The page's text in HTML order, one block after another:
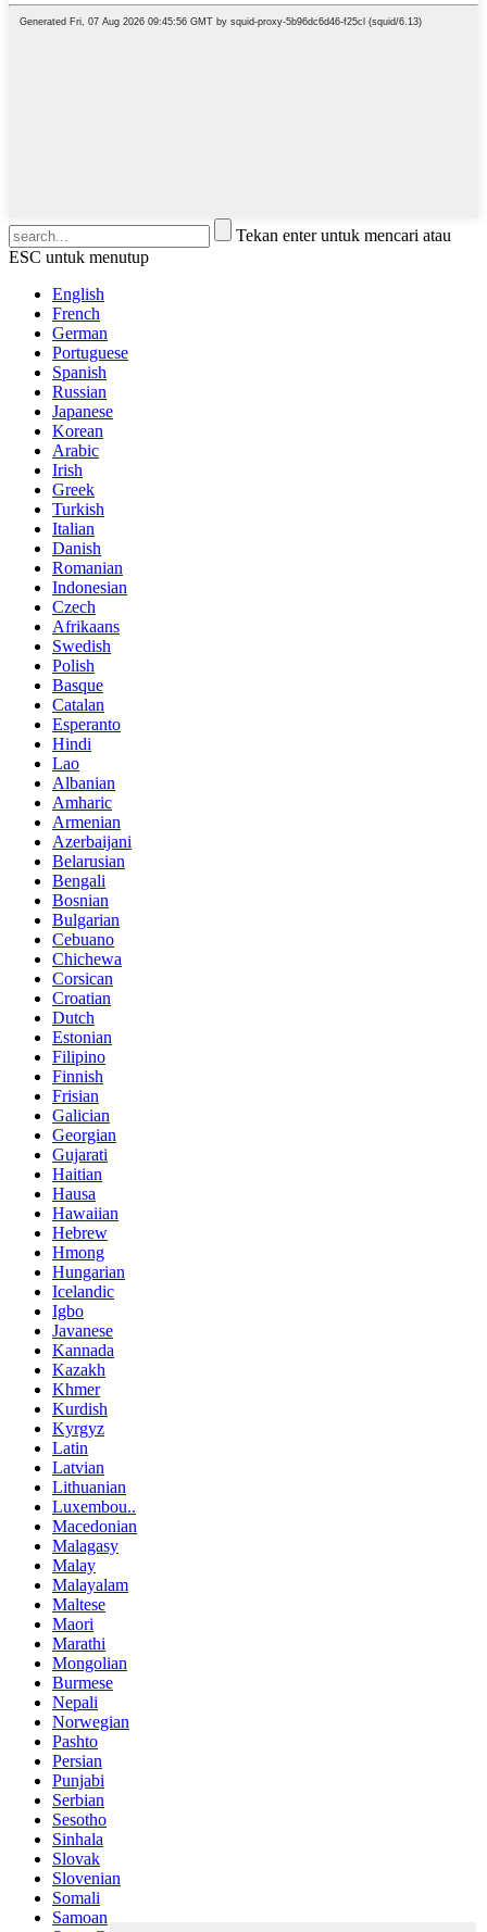
Tekan enter untuk mencari atau
ESC untuk menutup
English
French
German
Portuguese
Spanish
Russian
Japanese
Korean
Arabic
Irish
Greek
Turkish
Italian
Danish
Romanian
Indonesian
Czech
Afrikaans
Swedish
Polish
Basque
Catalan
Esperanto
Hindi
Lao
Albanian
Amharic
Armenian
Azerbaijani
Belarusian
Bengali
Bosnian
Bulgarian
Cebuano
Chichewa
Corsican
Croatian
Dutch
Estonian
Filipino
Finnish
Frisian
Galician
Georgian
Gujarati
Haitian
Hausa
Hawaiian
Hebrew
Hmong
Hungarian
Icelandic
Igbo
Javanese
Kannada
Kazakh
Khmer
Kurdish
Kyrgyz
Latin
Latvian
Lithuanian
Luxembou..
Macedonian
Malagasy
Malay
Malayalam
Maltese
Maori
Marathi
Mongolian
Burmese
Nepali
Norwegian
Pashto
Persian
Punjabi
Serbian
Sesotho
Sinhala
Slovak
Slovenian
Somali
Samoan